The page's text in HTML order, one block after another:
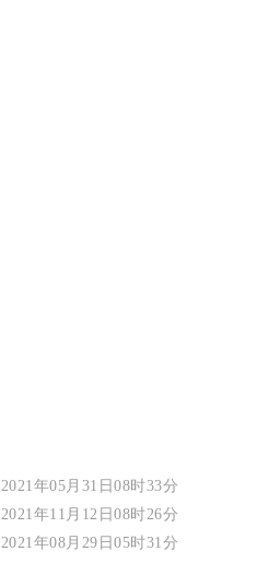
2021年05月31日08时33分
2021年11月12日08时26分
2021年08月29日05时31分